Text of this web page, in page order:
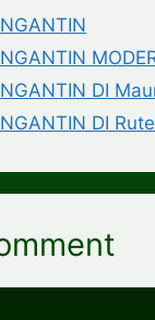
DI
DI